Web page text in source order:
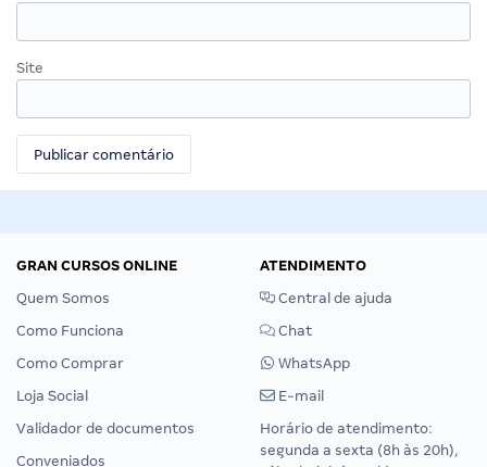
Site
GRAN CURSOS ONLINE
Quem Somos
Como Funciona
Como Comprar
Loja Social
Validador de documentos
Conveniados
ATENDIMENTO
Central de ajuda
Chat
WhatsApp
E-mail
Horário de atendimento:
segunda a sexta (8h às 20h),